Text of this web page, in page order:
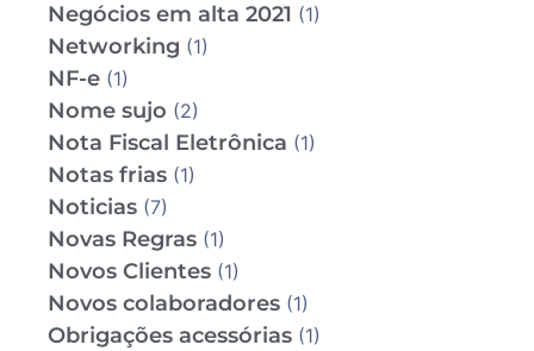
Negócios em alta 2021 (1)
Networking (1)
NF-e (1)
Nome sujo (2)
Nota Fiscal Eletrônica (1)
Notas frias (1)
Noticias (7)
Novas Regras (1)
Novos Clientes (1)
Novos colaboradores (1)
Obrigações acessórias (1)